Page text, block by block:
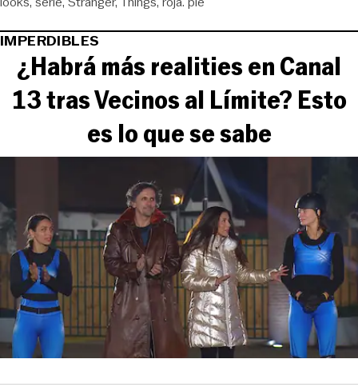
IMPERDIBLES
¿Habrá más realities en Canal
13 tras Vecinos al Límite? Esto
es lo que se sabe